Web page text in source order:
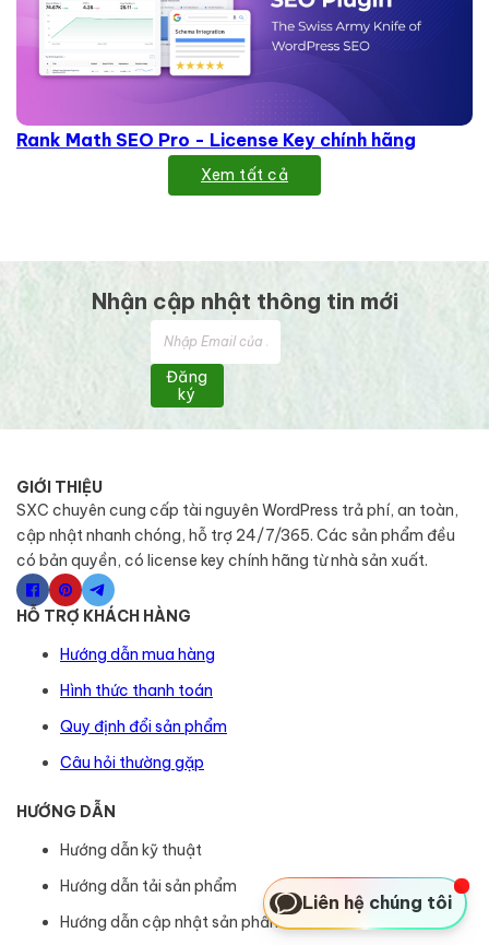
Rank Math SEO Pro - License Key chính hãng
Xem tất cả
Nhận cập nhật thông tin mới
Đăng
ký
GIỚI THIỆU
SXC chuyên cung cấp tài nguyên WordPress trả phí, an toàn,
cập nhật nhanh chóng, hỗ trợ 24/7/365. Các sản phẩm đều
có bản quyền, có license key chính hãng từ nhà sản xuất.
HỖ TRỢ KHÁCH HÀNG
Hướng dẫn mua hàng
Hình thức thanh toán
Quy định đổi sản phẩm
Câu hỏi thường gặp
HƯỚNG DẪN
Hướng dẫn kỹ thuật
Hướng dẫn tải sản phẩm
Hướng dẫn cập nhật sản phẩm
Liên hệ chúng tôi